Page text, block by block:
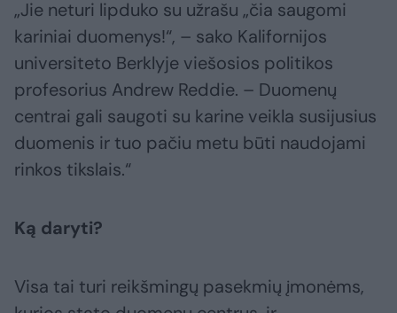
„Jie neturi lipduko su užrašu „čia saugomi
kariniai duomenys!“, – sako Kalifornijos
universiteto Berklyje viešosios politikos
profesorius Andrew Reddie. – Duomenų
centrai gali saugoti su karine veikla susijusius
duomenis ir tuo pačiu metu būti naudojami
rinkos tikslais.“
Ką daryti?
Visa tai turi reikšmingų pasekmių įmonėms,